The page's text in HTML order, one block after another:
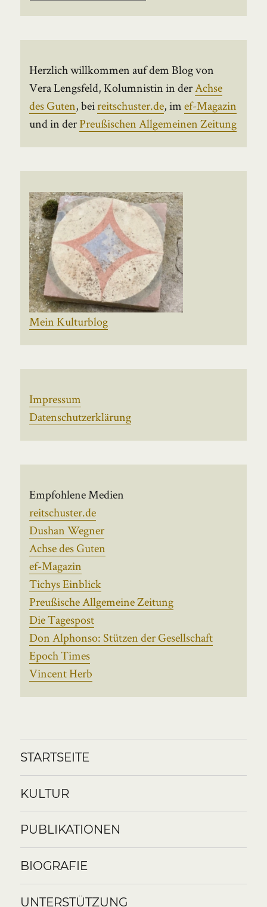
Herzlich willkommen auf dem Blog von
Vera Lengsfeld, Kolumnistin in derAchse
des Guten, beireitschuster.de, imef-Magazin
und in derPreußischen Allgemeinen Zeitung
Mein Kulturblog
Impressum
Datenschutzerklärung
Empfohlene Medien
reitschuster.de
Dushan Wegner
Achse des Guten
ef-Magazin
Tichys Einblick
Preußische Allgemeine Zeitung
Die Tagespost
Don Alphonso: Stützen der Gesellschaft
Epoch Times
Vincent Herb
STARTSEITE
KULTUR
PUBLIKATIONEN
BIOGRAFIE
UNTERSTÜTZUNG